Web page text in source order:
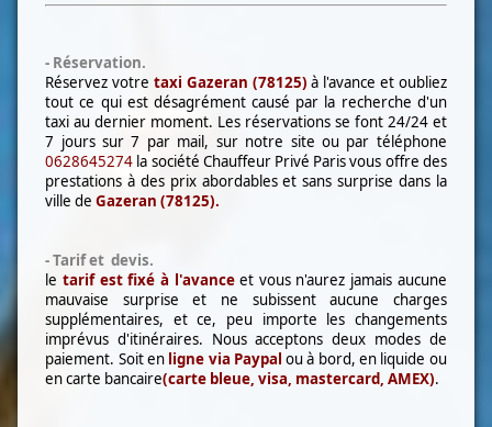
- Réservation.
Réservez votre taxi Gazeran (78125)à l'avance et oubliez
tout ce qui est désagrément causé par la recherche d'un
taxi au dernier moment. Les réservations se font 24/24 et
7 jours sur 7 par mail, sur notre site ou par téléphone
0628645274 la société Chauffeur Privé Paris vous offre des
prestations à des prix abordables et sans surprise dans la
ville de Gazeran (78125).
- Tarif et devis.
le tarif est fixé à l'avanceet vous n'aurez jamais aucune
mauvaise surprise et ne subissent aucune charges
supplémentaires, et ce, peu importe les changements
imprévus d'itinéraires. Nous acceptons deux modes de
paiement. Soit en ligne via Paypal ou à bord, en liquide ou
en carte bancaire(carte bleue, visa, mastercard, AMEX).